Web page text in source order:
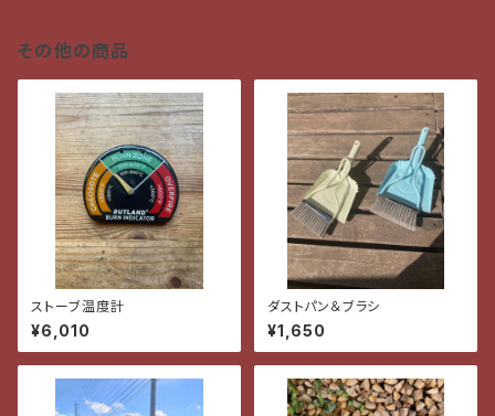
その他の商品
ストーブ温度計
¥6,010
ダストパン＆ブラシ
¥1,650